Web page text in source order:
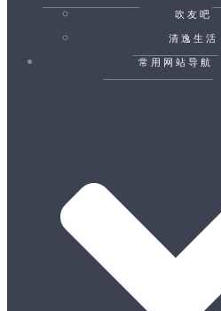
吹友吧
清逸生活
常用网站导航